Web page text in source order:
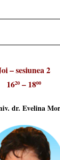
– sesiunea 2
1620 – 1800
dr. Evelina